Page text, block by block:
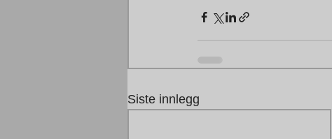
Siste innlegg